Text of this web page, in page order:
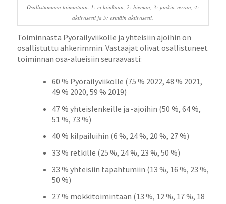
Osallistuminen toimintaan. 1: ei lainkaan, 2: hieman, 3: jonkin verran, 4:
aktiivisesti ja 5: erittäin aktiivisesti.
Toiminnasta Pyöräilyviikolle ja yhteisiin ajoihin on
osallistuttu ahkerimmin. Vastaajat olivat osallistuneet
toiminnan osa-alueisiin seuraavasti:
60 % Pyöräilyviikolle (75 % 2022, 48 % 2021,
49 % 2020, 59 % 2019)
47 % yhteislenkeille ja -ajoihin (50 %, 64 %,
51 %, 73 %)
40 % kilpailuihin (6 %, 24 %, 20 %, 27 %)
33 % retkille (25 %, 24 %, 23 %, 50 %)
33 % yhteisiin tapahtumiin (13 %, 16 %, 23 %,
50 %)
27 % mökkitoimintaan (13 %, 12 %, 17 %, 18